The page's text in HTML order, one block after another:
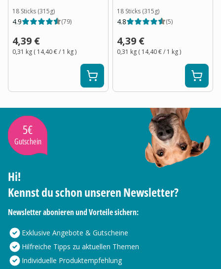
18 Sticks (315g)
4.9 (79)
4,39 €
0,31 kg ( 14,40 €/ 1 kg)
18 Sticks (315g)
4.8 (5)
4,39 €
0,31 kg ( 14,40 €/ 1 kg)
5€
Gutschein
Hi!
Kennst du schon unseren Newsletter?
Newsletter abonieren und Vorteile sichern:
Exklusive Angebote & Gutscheine
Hilfreiche Tipps zu aktuellen Themen
Individuelle Produktempfehlung